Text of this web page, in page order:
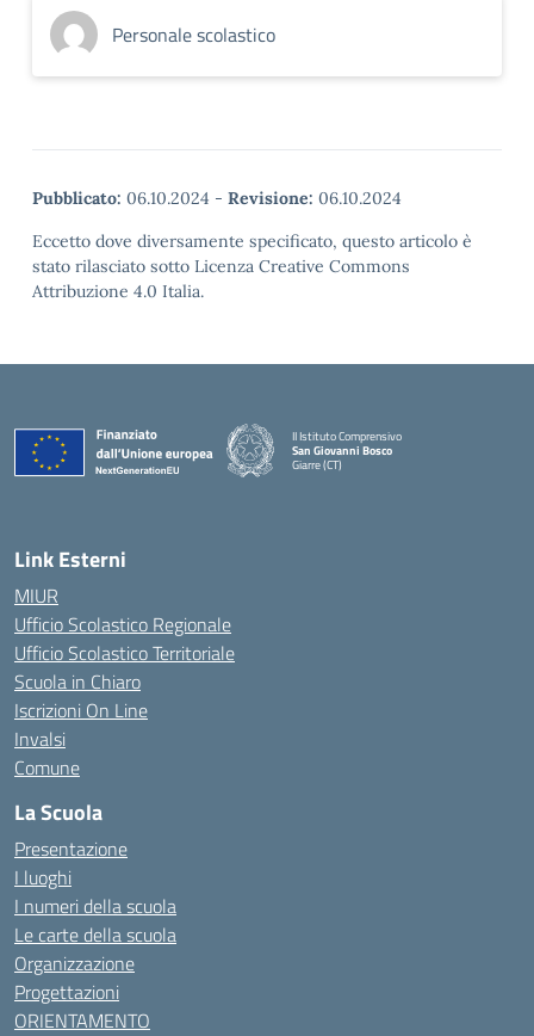
Personale scolastico
Pubblicato: 06.10.2024 - Revisione: 06.10.2024
Eccetto dove diversamente specificato, questo articolo è
stato rilasciato sotto Licenza Creative Commons
Attribuzione 4.0 Italia.
II Istituto Comprensivo
San Giovanni Bosco
Giarre (CT)
Link Esterni
MIUR
Ufficio Scolastico Regionale
Ufficio Scolastico Territoriale
Scuola in Chiaro
Iscrizioni On Line
Invalsi
Comune
La Scuola
Presentazione
I luoghi
I numeri della scuola
Le carte della scuola
Organizzazione
Progettazioni
ORIENTAMENTO